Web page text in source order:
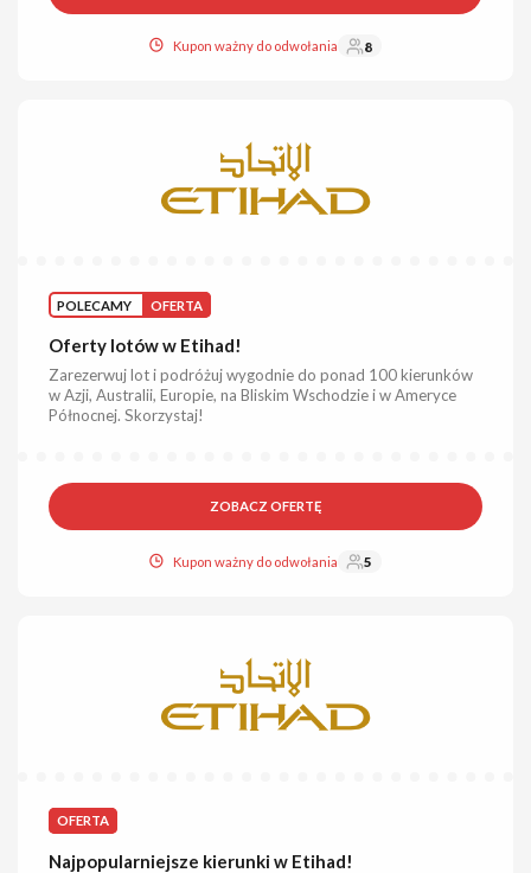
Kupon ważny do odwołania 8
POLECAMY OFERTA
Oferty lotów w Etihad!
Zarezerwuj lot i podróżuj wygodnie do ponad 100 kierunków
w Azji, Australii, Europie, na Bliskim Wschodzie i w Ameryce
Północnej. Skorzystaj!
ZOBACZ OFERTĘ
Kupon ważny do odwołania 5
OFERTA
Najpopularniejsze kierunki w Etihad!